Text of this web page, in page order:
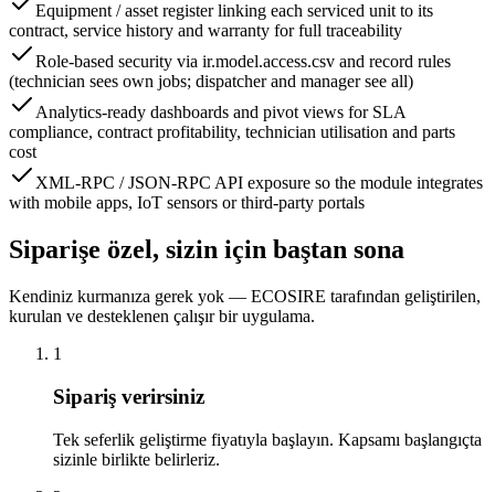
Equipment / asset register linking each serviced unit to its
contract, service history and warranty for full traceability
Role-based security via ir.model.access.csv and record rules
(technician sees own jobs; dispatcher and manager see all)
Analytics-ready dashboards and pivot views for SLA
compliance, contract profitability, technician utilisation and parts
cost
XML-RPC / JSON-RPC API exposure so the module integrates
with mobile apps, IoT sensors or third-party portals
Siparişe özel, sizin için baştan sona
Kendiniz kurmanıza gerek yok — ECOSIRE tarafından geliştirilen,
kurulan ve desteklenen çalışır bir uygulama.
1
Sipariş verirsiniz
Tek seferlik geliştirme fiyatıyla başlayın. Kapsamı başlangıçta
sizinle birlikte belirleriz.